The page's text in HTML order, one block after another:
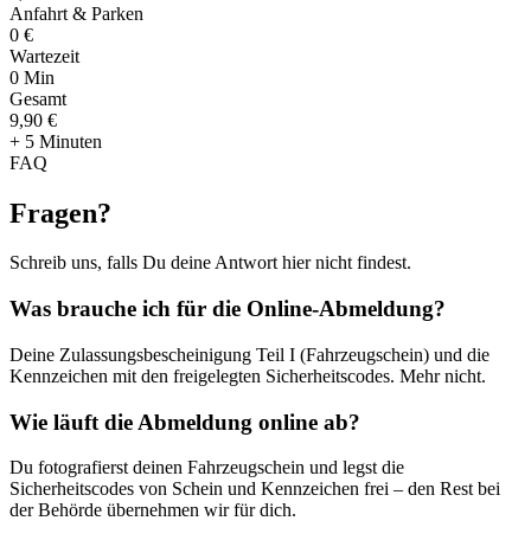
Anfahrt & Parken
0 €
Wartezeit
0 Min
Gesamt
9,90 €
+ 5 Minuten
FAQ
Fragen?
Schreib uns, falls Du deine Antwort hier nicht findest.
Was brauche ich für die Online-Abmeldung?
Deine Zulassungsbescheinigung Teil I (Fahrzeugschein) und die
Kennzeichen mit den freigelegten Sicherheitscodes. Mehr nicht.
Wie läuft die Abmeldung online ab?
Du fotografierst deinen Fahrzeugschein und legst die
Sicherheitscodes von Schein und Kennzeichen frei – den Rest bei
der Behörde übernehmen wir für dich.